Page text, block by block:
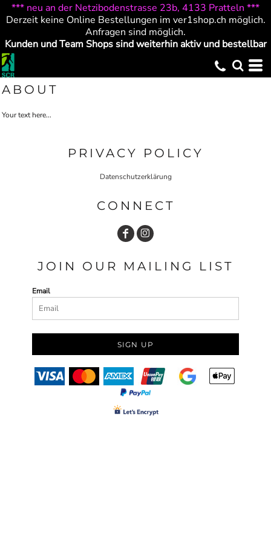
*** neu an der Netzibodenstrasse 23b, 4133 Pratteln ***
Derzeit keine Online Bestellungen im ver1shop.ch möglich.
Anfragen sind möglich.
Kunden und Team Shops sind weiterhin aktiv und bestellbar
ABOUT
Your text here...
PRIVACY POLICY
Datenschutzerklärung
CONNECT
JOIN OUR MAILING LIST
Email
SIGN UP